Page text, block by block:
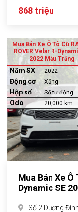
868 triệu
Mua Bán Xe Ô Tô Cũ
ROVER Velar R-
2022 Màu Trắng
Năm SX 2022
Động cơ Xăng
Hộp số Số tự động
Odo 20,000 km
Mua Bán Xe Ô
Dynamic SE
Số 2 Dương